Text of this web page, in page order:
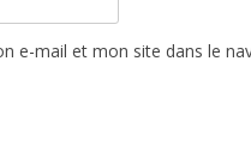
e-mail et mon site dans le